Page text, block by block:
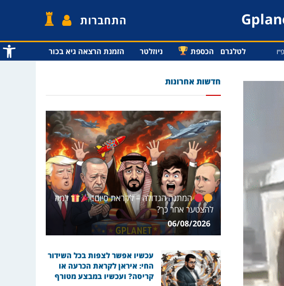
פתח
התחברות
לטלגרם הכספת ניוזלטר הזמנת הרצאה גיא בכור
חדשות אחרונות
המתנה הגדולה – לקראת סיום!
למה
להצטער אחר כך?
06/08/2026
עכשיו אפשר לצפות בכל השידור
החי: איראן לקראת הכרעה או
קריסה? ועכשיו במבצע מטורף